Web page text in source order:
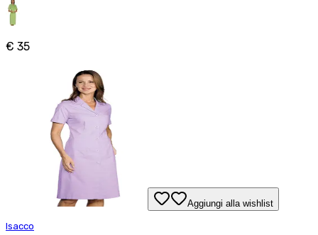
€ 35
Aggiungi alla wishlist
Isacco